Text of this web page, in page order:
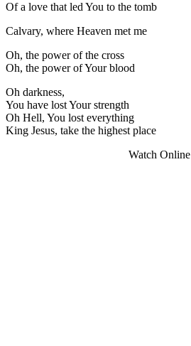
Of a love that led You to the tomb
Calvary, where Heaven met me
Oh, the power of the cross
Oh, the power of Your blood
Oh darkness,
You have lost Your strength
Oh Hell, You lost everything
King Jesus, take the highest place
Watch Online